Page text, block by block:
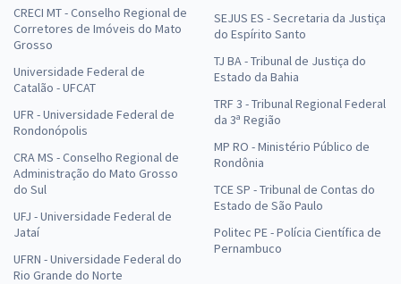
CRECI MT - Conselho Regional de
Corretores de Imóveis do Mato
Grosso
Universidade Federal de
Catalão - UFCAT
UFR - Universidade Federal de
Rondonópolis
CRA MS - Conselho Regional de
Administração do Mato Grosso
do Sul
UFJ - Universidade Federal de
Jataí
UFRN - Universidade Federal do
Rio Grande do Norte
SEJUS ES - Secretaria da Justiça
do Espírito Santo
TJ BA - Tribunal de Justiça do
Estado da Bahia
TRF 3 - Tribunal Regional Federal
da 3ª Região
MP RO - Ministério Público de
Rondônia
TCE SP - Tribunal de Contas do
Estado de São Paulo
Politec PE - Polícia Científica de
Pernambuco